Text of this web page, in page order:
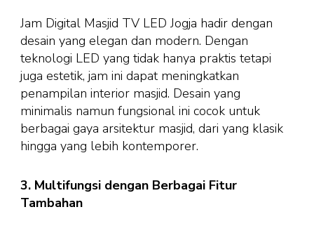
Jam Digital Masjid TV LED Jogja hadir dengan
desain yang elegan dan modern. Dengan
teknologi LED yang tidak hanya praktis tetapi
juga estetik, jam ini dapat meningkatkan
penampilan interior masjid. Desain yang
minimalis namun fungsional ini cocok untuk
berbagai gaya arsitektur masjid, dari yang klasik
hingga yang lebih kontemporer.
3. Multifungsi dengan Berbagai Fitur
Tambahan